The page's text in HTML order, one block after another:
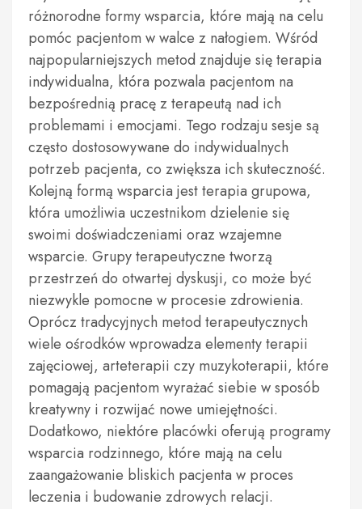
różnorodne formy wsparcia, które mają na celu
pomóc pacjentom w walce z nałogiem. Wśród
najpopularniejszych metod znajduje się terapia
indywidualna, która pozwala pacjentom na
bezpośrednią pracę z terapeutą nad ich
problemami i emocjami. Tego rodzaju sesje są
często dostosowywane do indywidualnych
potrzeb pacjenta, co zwiększa ich skuteczność.
Kolejną formą wsparcia jest terapia grupowa,
która umożliwia uczestnikom dzielenie się
swoimi doświadczeniami oraz wzajemne
wsparcie. Grupy terapeutyczne tworzą
przestrzeń do otwartej dyskusji, co może być
niezwykle pomocne w procesie zdrowienia.
Oprócz tradycyjnych metod terapeutycznych
wiele ośrodków wprowadza elementy terapii
zajęciowej, arteterapii czy muzykoterapii, które
pomagają pacjentom wyrażać siebie w sposób
kreatywny i rozwijać nowe umiejętności.
Dodatkowo, niektóre placówki oferują programy
wsparcia rodzinnego, które mają na celu
zaangażowanie bliskich pacjenta w proces
leczenia i budowanie zdrowych relacji.